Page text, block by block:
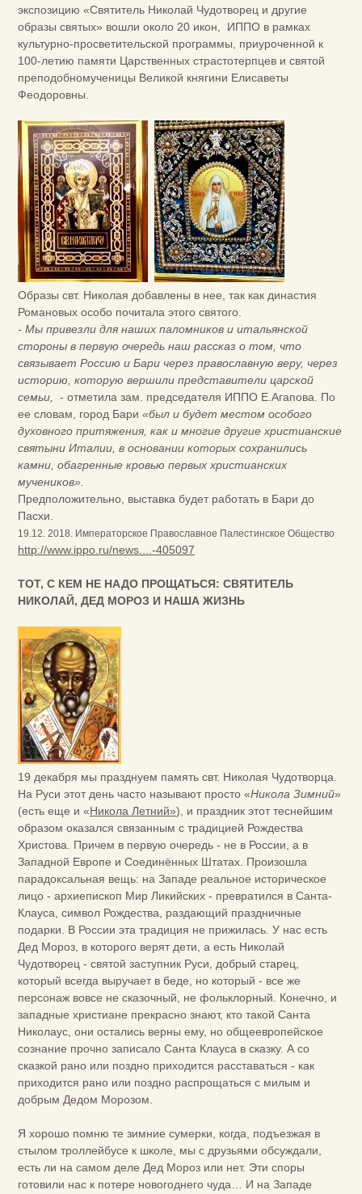
экспозицию «Святитель Николай Чудотворец и другие
образы святых» вошли около 20 икон, ИППО в рамках
культурно-просветительской программы, приуроченной к
100-летию памяти Царственных страстотерпцев и святой
преподобномученицы Великой княгини Елисаветы
Феодоровны.
Образы свт. Николая добавлены в нее, так как династия
Романовых особо почитала этого святого.
- Мы привезли для наших паломников и итальянской
стороны в первую очередь наш рассказ о том, что
связывает Россию и Бари через православную веру, через
историю, которую вершили представители царской
семьи,
- отметила зам. председателя ИППО Е.Агапова. По
ее словам, город Бари «был и будет местом особого
духовного притяжения, как и многие другие христианские
святыни Италии, в основании которых сохранились
камни, обагренные кровью первых христианских
мучеников».
Предположительно, выставка будет работать в Бари до
Пасхи.
19.12. 2018. Императорское Православное Палестинское Общество
http://www.ippo.ru/news....-405097
ТОТ, С КЕМ НЕ НАДО ПРОЩАТЬСЯ: СВЯТИТЕЛЬ
НИКОЛАЙ, ДЕД МОРОЗ И НАША ЖИЗНЬ
19 декабря мы празднуем память свт. Николая Чудотворца.
На Руси этот день часто называют просто «Никола Зимний»
(есть еще и «Никола Летний»), и праздник этот теснейшим
образом оказался связанным с традицией Рождества
Христова. Причем в первую очередь - не в России, а в
Западной Европе и Соединённых Штатах. Произошла
парадоксальная вещь: на Западе реальное историческое
лицо - архиепископ Мир Ликийских - превратился в Санта-
Клауса, символ Рождества, раздающий праздничные
подарки. В России эта традиция не прижилась. У нас есть
Дед Мороз, в которого верят дети, а есть Николай
Чудотворец - святой заступник Руси, добрый старец,
который всегда выручает в беде, но который - все же
персонаж вовсе не сказочный, не фольклорный. Конечно, и
западные христиане прекрасно знают, кто такой Санта
Николаус, они остались верны ему, но общеевропейское
сознание прочно записало Санта Клауса в сказку. А со
сказкой рано или поздно приходится расставаться - как
приходится рано или поздно распрощаться с милым и
добрым Дедом Морозом.
Я хорошо помню те зимние сумерки, когда, подъезжая в
стылом троллейбусе к школе, мы с друзьями обсуждали,
есть ли на самом деле Дед Мороз или нет. Эти споры
готовили нас к потере новогоднего чуда… И на Западе